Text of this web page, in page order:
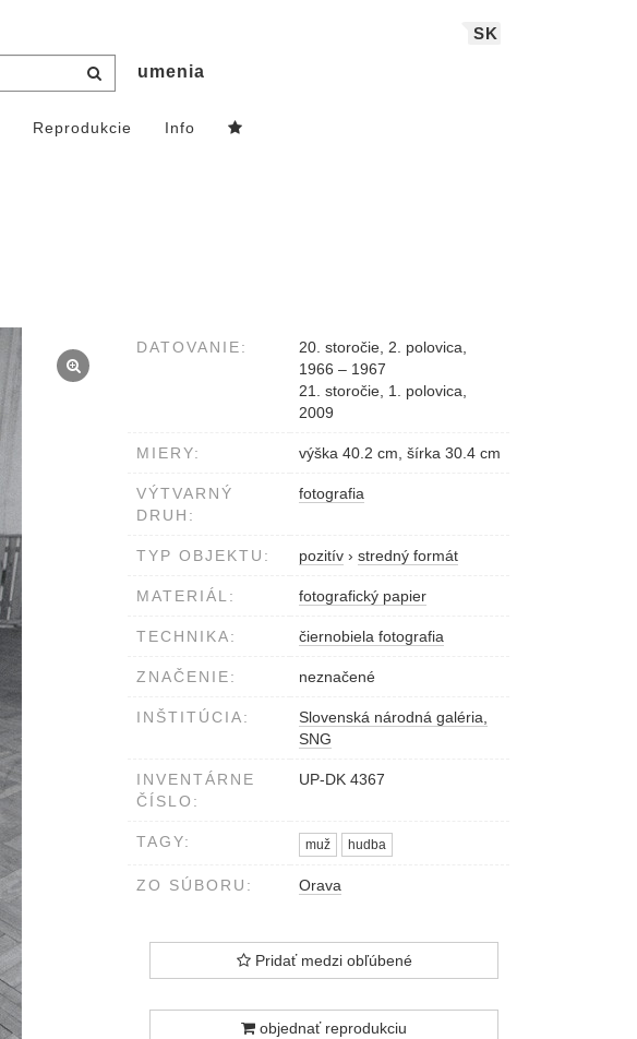
SK
umenia
Reprodukcie Info
DATOVANIE:
20. storočie, 2. polovica,
1966 – 1967
21. storočie, 1. polovica,
2009
MIERY: výška 40.2 cm, šírka 30.4 cm
VÝTVARNÝ
DRUH:
fotografia
TYP OBJEKTU: pozitív › stredný formát
MATERIÁL: fotografický papier
TECHNIKA: čiernobiela fotografia
ZNAČENIE: neznačené
INŠTITÚCIA:
Slovenská národná galéria,
SNG
INVENTÁRNE
ČÍSLO:
UP-DK 4367
TAGY: muž hudba
ZO SÚBORU: Orava
Pridať medzi obľúbené
objednať reprodukciu